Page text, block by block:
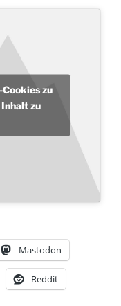
zu
zu
Mastodon
Reddit